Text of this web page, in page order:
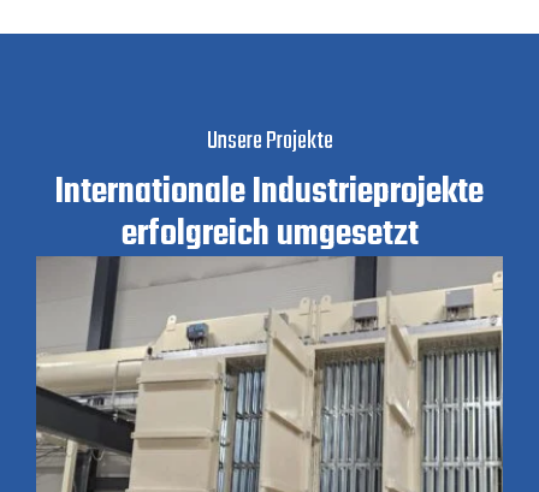
Unsere Projekte
Internationale Industrieprojekte
erfolgreich umgesetzt